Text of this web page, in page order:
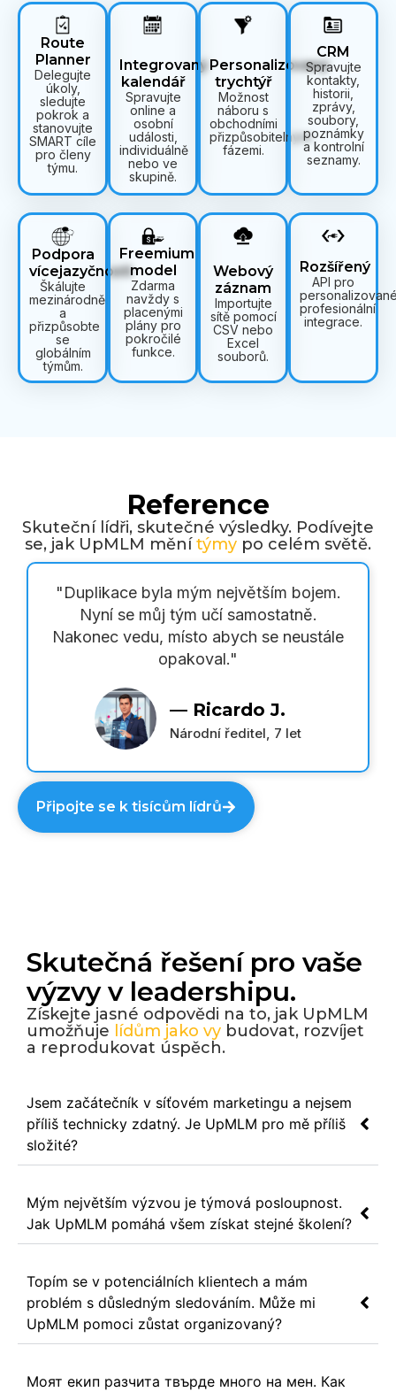
Route
Planner
Delegujte
úkoly,
sledujte
pokrok a
stanovujte
SMART cíle
pro členy
týmu.
Integrovaný
kalendář
Spravujte
online a
osobní
události,
individuálně
nebo ve
skupině.
Personalizovaný
trychtýř
Možnost
náboru s
obchodními
přizpůsobitelnými
fázemi.
CRM
Spravujte
kontakty,
historii,
zprávy,
soubory,
poznámky
a kontrolní
seznamy.
Podpora
vícejazyčnosti
Škálujte
mezinárodně
a
přizpůsobte
se
globálním
týmům.
Freemium
model
Zdarma
navždy s
placenými
plány pro
pokročilé
funkce.
Webový
záznam
Importujte
sítě pomocí
CSV nebo
Excel
souborů.
Rozšířený
API pro
profesionální
integrace.
Reference
Skuteční lídři, skutečné výsledky. Podívejte
se, jak UpMLM měnítýmy po celém světě.
"Duplikace byla mým největším bojem.
Nyní se můj tým učí samostatně.
Nakonec vedu, místo abych se neustále
opakoval."
— Ricardo J.
Národní ředitel, 7 let
Připojte se k tisícům lídrů
Skutečná řešení pro vaše
výzvy v leadershipu.
Získejte jasné odpovědi na to, jak UpMLM
umožňuje lídům jako vy budovat, rozvíjet
a reprodukovat úspěch.
Jsem začátečník v síťovém marketingu a nejsem
příliš technicky zdatný. Je UpMLM pro mě příliš
složité?
Mým největším výzvou je týmová posloupnost.
Jak UpMLM pomáhá všem získat stejné školení?
Topím se v potenciálních klientech a mám
problém s důsledným sledováním. Může mi
UpMLM pomoci zůstat organizovaný?
Моят екип разчита твърде много на мен. Как